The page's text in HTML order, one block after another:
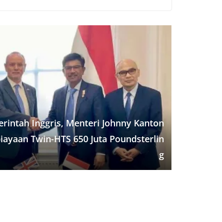
Inggris, Menteri Johnny Kanton
Twin-HTS 650 Juta Poundsterlin
g